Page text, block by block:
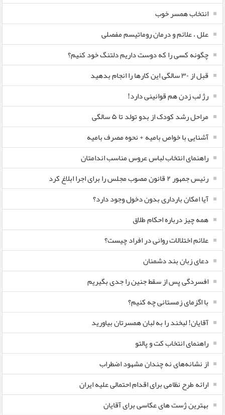
انتخاب همسر خوب
علل ، علائم و درمان روماتیسم مفصلی
چگونه کسی را که دوست داریم دلتنگ خود کنیم؟
قبل از ۳۰ سالگی این کارها را انجام بدهید
رژ لب زدن هم قوانینی دارد!
مراحل رشد کودک از بدو تولد تا ۵ سالگی
آشنایی با خواص بامیه + نحوه مصرف بامیه
راهنمای انتخاب لباس عروس مناسب اندامتان
رئیس جمهور ۲ قانون مصوب مجلس را برای اجرا ابلاغ کرد
آیا امکان بارداری بدون دخول وجود دارد؟
همه چیز درباره احکام طلاق
علائم اختلالات روانی در افراد چیست؟
دعای زبان بند دشمنان
افسردگی پس از سقط جنین را جدی بگیریم
با اگزمای زمستانی چه کنیم؟
آقایان! لبخند را به لبان همسرتان بیاورید
راهنمای انتخاب کت و پالتو
از نشانه‌های نه چندان مشهود اضطراب
ارائه طرح نظامی برای اقدام احتمالی علیه ایران
بهترین ژست های عکاسی برای آقایان